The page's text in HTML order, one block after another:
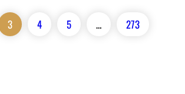
3 4 5 … 273